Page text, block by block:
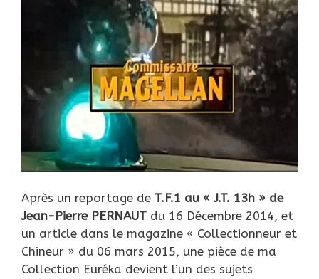
Après un reportage de T.F.1 au « J.T. 13h » de
Jean-Pierre PERNAUT du 16 Décembre 2014, et
un article dans le magazine « Collectionneur et
Chineur » du 06 mars 2015, une pièce de ma
Collection Euréka devient l’un des sujets